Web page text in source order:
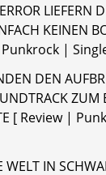
LIEFERN
KEINEN
|
DEN
ZUM
[ Review |
IN